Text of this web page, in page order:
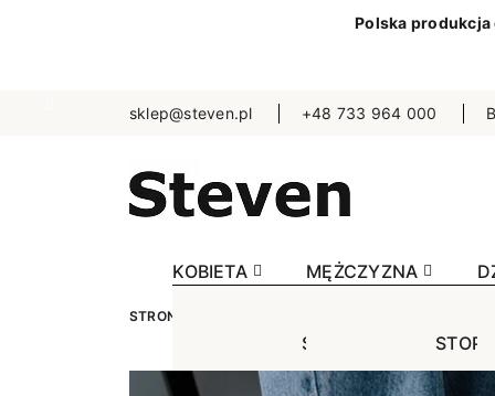
Polska produkcja
sklep@steven.pl +48 733 964 000
KOBIETA
STOPKI
Jednokolorowe
MĘŻCZYZNA
STOPKI
STRONA GŁÓWNA